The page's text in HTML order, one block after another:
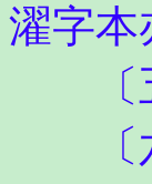
濯字本
〔五
〔六